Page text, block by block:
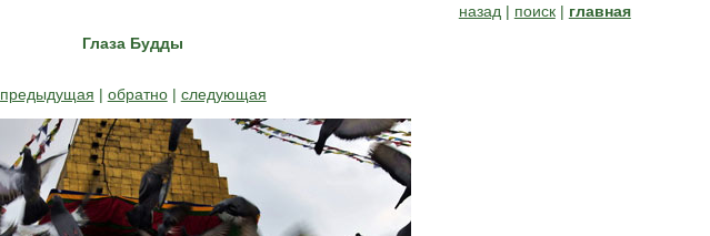
назад | поиск| главная
Глаза Будды
предыдущая | обратно| следующая